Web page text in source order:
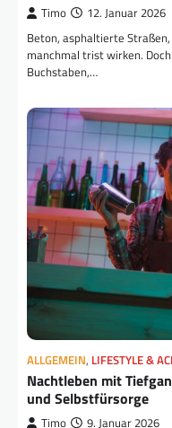
Timo 12. Januar 2026
Beton, asphaltierte
manchmal trist wirken.
Buchstaben,…
ALLGEMEIN, LIFESTYLE &
Nachtleben mit
und Selbstfürsorge
Timo 9. Januar 2026